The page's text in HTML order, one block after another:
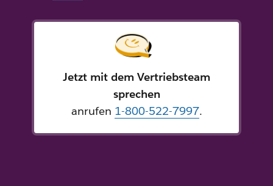
Jetzt mit dem Vertriebsteam
sprechen
anrufen 1-800-522-7997.